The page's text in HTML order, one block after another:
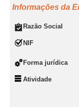
Informações da
Razão Social
NIF
Forma jurídica
Atividade